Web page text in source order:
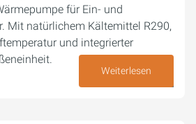
für Ein- und
Mit natürlichem Kältemittel R290,
und integrierter
Weiterlesen